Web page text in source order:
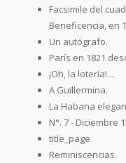
Facsimile del
Beneficencia, en
Un autógrafo.
París en 1821
¡Oh, la lotería!...
A Guillermina.
La Habana
N°. 7 - Diciembre
title_page
Reminiscencias.